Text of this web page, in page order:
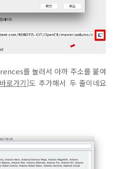
를 눌러서 아까 주소를 붙여
로가기]도 추가해서 두 줄이네요